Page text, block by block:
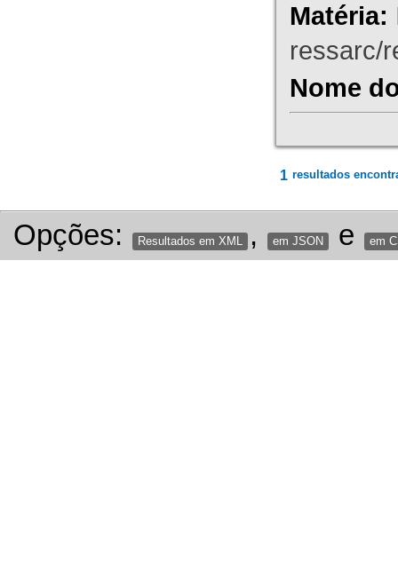
Matéria:
ressarc/
Nome
1 resultados
Opções: Resultados em XML , em JSON e em